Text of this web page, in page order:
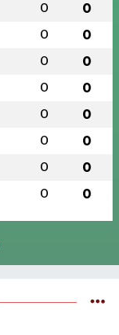
0 0
0 0
0 0
0 0
0 0
0 0
0 0
0 0